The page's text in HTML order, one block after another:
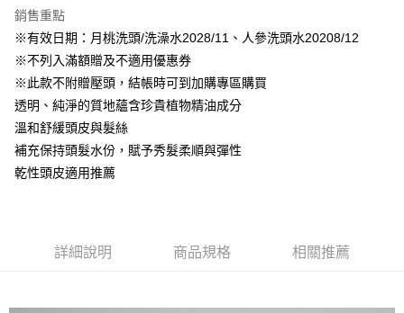
流程，驗證手機門號後，選擇欲分期的期數、繳款截止日，確認付款後即完
成交易。
3.實際核准額度、可分期數及費用金額請依後續交易確認頁面所載為準。
4.訂單成立30分鐘內，如未前往確認交易或遇審核未通過，訂單將自動取
法說明評估內容。
【繳款方式說明】
1.分期款項不併入電信帳單，「大哥付你分期」於每月結算日後寄送繳費提
醒簡訊。
2.透過簡訊連結打開帳單後，可選擇「超商條碼／台灣大直營門市／銀行轉
帳／街口支付／iPASS MONEY」等通路繳費。
買賣價金債權讓與本公司後，依約使用本公司帳單繳交帳款。
【關於「AFTEE先享後付」】
AFTEE先享後付是「在收到商品之後才付款」的支付方式。 讓您購物簡單
便利好安心！
１．簡單：不需註冊會員、不需綁卡、不需儲值。
２．便利：只要手機號碼，簡訊認證，即可結帳。
【「AFTEE先享後付」結帳流程】
１．於結帳方式選擇「AFTEE先享後付」後，將跳轉至「AFTEE先享後付」
結帳頁面，進行簡訊認證並確認金額後，即可完成結帳。
２．訂單成立數日內，您將收到繳費通知簡訊。
後付繳納相關費用。
客戶支援中心」https://netprotections.freshdesk.com/support/home
⭕超取僅提供付款後全家取貨
每筆NT$100，滿NT$1,000(含以上)免運費
❌未開放，選取系統將直接取消訂單❌
每筆NT$999
銷售重點
※有效日期：月桃洗頭/洗澡水2028/11、人參洗頭水20208/12
※不列入滿額贈及不適用優惠券
※此款不附贈壓頭，結帳時可到加購專區購買
透明、純淨的質地蘊含珍貴植物精油成分
溫和舒緩頭皮與髮絲
補充保持頭髮水份，賦予秀髮柔順與彈性
乾性頭皮適用推薦
詳細說明 商品規格 相關推薦